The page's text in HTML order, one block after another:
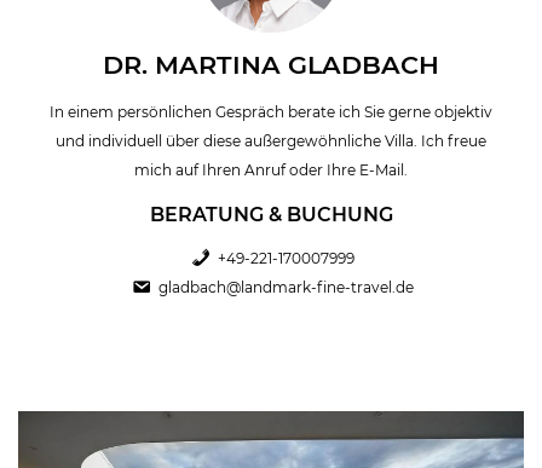
DR. MARTINA GLADBACH
In einem persönlichen Gespräch berate ich Sie gerne objektiv
und individuell über diese außergewöhnliche Villa. Ich freue
mich auf Ihren Anruf oder Ihre E-Mail.
BERATUNG & BUCHUNG
+49-221-170007999
gladbach@landmark-fine-travel.de